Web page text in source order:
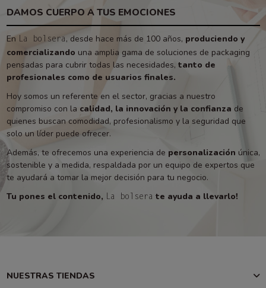
DAMOS CUERPO A TUS EMOCIONES
En La bolsera , desde hace más de 100 años, produciendo y
comercializando una amplia gama de soluciones de packaging
pensadas para cubrir todas las necesidades, tanto de
profesionales como de usuarios finales.
Hoy somos un referente en el sector, gracias a nuestro
compromiso con la calidad, la innovación y la confianza de
quienes buscan comodidad, profesionalismo y la seguridad que
solo un líder puede ofrecer.
Además, te ofrecemos una experiencia de personalización única,
sostenible y a medida, respaldada por un equipo de expertos que
te ayudará a tomar la mejor decisión para tu negocio.
Tu pones el contenido, La bolsera te ayuda a llevarlo!
NUESTRAS TIENDAS